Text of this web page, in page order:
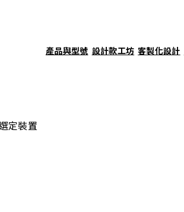
產品與型號 設計款工坊 客製化設計
定裝置